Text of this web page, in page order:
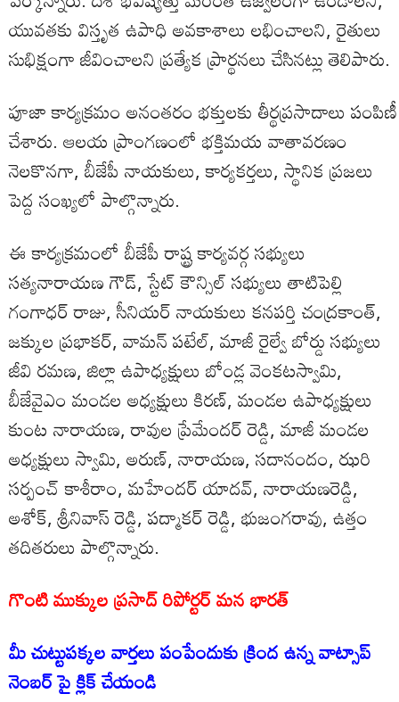
యువతకు విస్తృత ఉపాధి అవకాశాలు లభించాలని, రైతులు
సుభిక్షంగా జీవించాలని ప్రత్యేక ప్రార్థనలు చేసినట్లు తెలిపారు.
పూజా కార్యక్రమం అనంతరం భక్తులకు తీర్థప్రసాదాలు పంపిణీ
చేశారు. ఆలయ ప్రాంగణంలో భక్తిమయ వాతావరణం
నెలకొనగా, బీజేపీ నాయకులు, కార్యకర్తలు, స్థానిక ప్రజలు
పెద్ద సంఖ్యలో పాల్గొన్నారు.
ఈ కార్యక్రమంలో బీజేపీ రాష్ట్ర కార్యవర్గ సభ్యులు
సత్యనారాయణ గౌడ్, స్టేట్ కౌన్సిల్ సభ్యులు తాటిపెల్లి
గంగాధర్ రాజు, సీనియర్ నాయకులు కనపర్తి చంద్రకాంత్,
జక్కుల ప్రభాకర్, వామన్ పటేల్, మాజీ రైల్వే బోర్డు సభ్యులు
జీవి రమణ, జిల్లా ఉపాధ్యక్షులు బోండ్ల వెంకటస్వామి,
బీజేవైఎం మండల అధ్యక్షులు కిరణ్, మండల ఉపాధ్యక్షులు
కుంట నారాయణ, రావుల ప్రేమేందర్ రెడ్డి, మాజీ మండల
అధ్యక్షులు స్వామి, అరుణ్, నారాయణ, సదానందం, ఝరి
సర్పంచ్ కాశీరాం, మహేందర్ యాదవ్, నారాయణరెడ్డి,
అశోక్, శ్రీనివాస్ రెడ్డి, పద్మాకర్ రెడ్డి, భుజంగరావు, ఉత్తం
తదితరులు పాల్గొన్నారు.
గొంటి ముక్కుల ప్రసాద్ రిపోర్టర్ మన భారత్
మీ చుట్టుపక్కల వార్తలు పంపేందుకు క్రింద ఉన్న వాట్సాప్
నెంబర్ పై క్లిక్ చేయండి